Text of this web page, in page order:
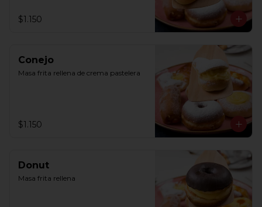
$1.150
Conejo
Masa frita rellena de crema pastelera
$1.150
Donut
Masa frita rellena